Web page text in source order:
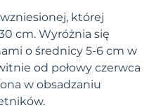
której
cm. Wyróżnia się
o średnicy 5-6 cm w
od połowy czerwca
w obsadzaniu